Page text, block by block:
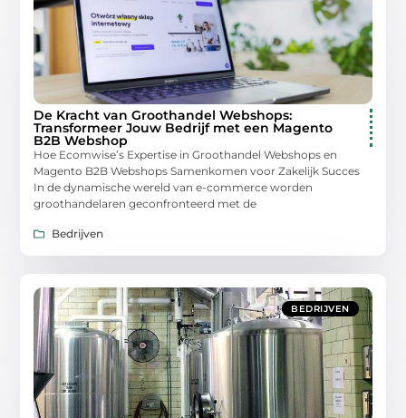
De Kracht van Groothandel Webshops:
Transformeer Jouw Bedrijf met een Magento
B2B Webshop
Hoe Ecomwise’s Expertise in Groothandel Webshops en
Magento B2B Webshops Samenkomen voor Zakelijk Succes
In de dynamische wereld van e-commerce worden
groothandelaren geconfronteerd met de
Bedrijven
BEDRIJVEN